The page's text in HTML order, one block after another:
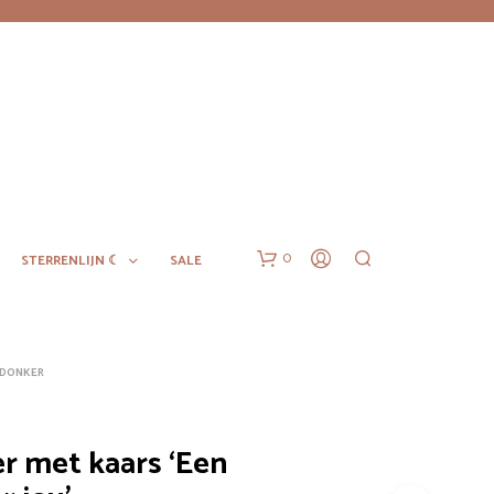
STERRENLIJN ☾ SALE 0
met kaars ‘Een